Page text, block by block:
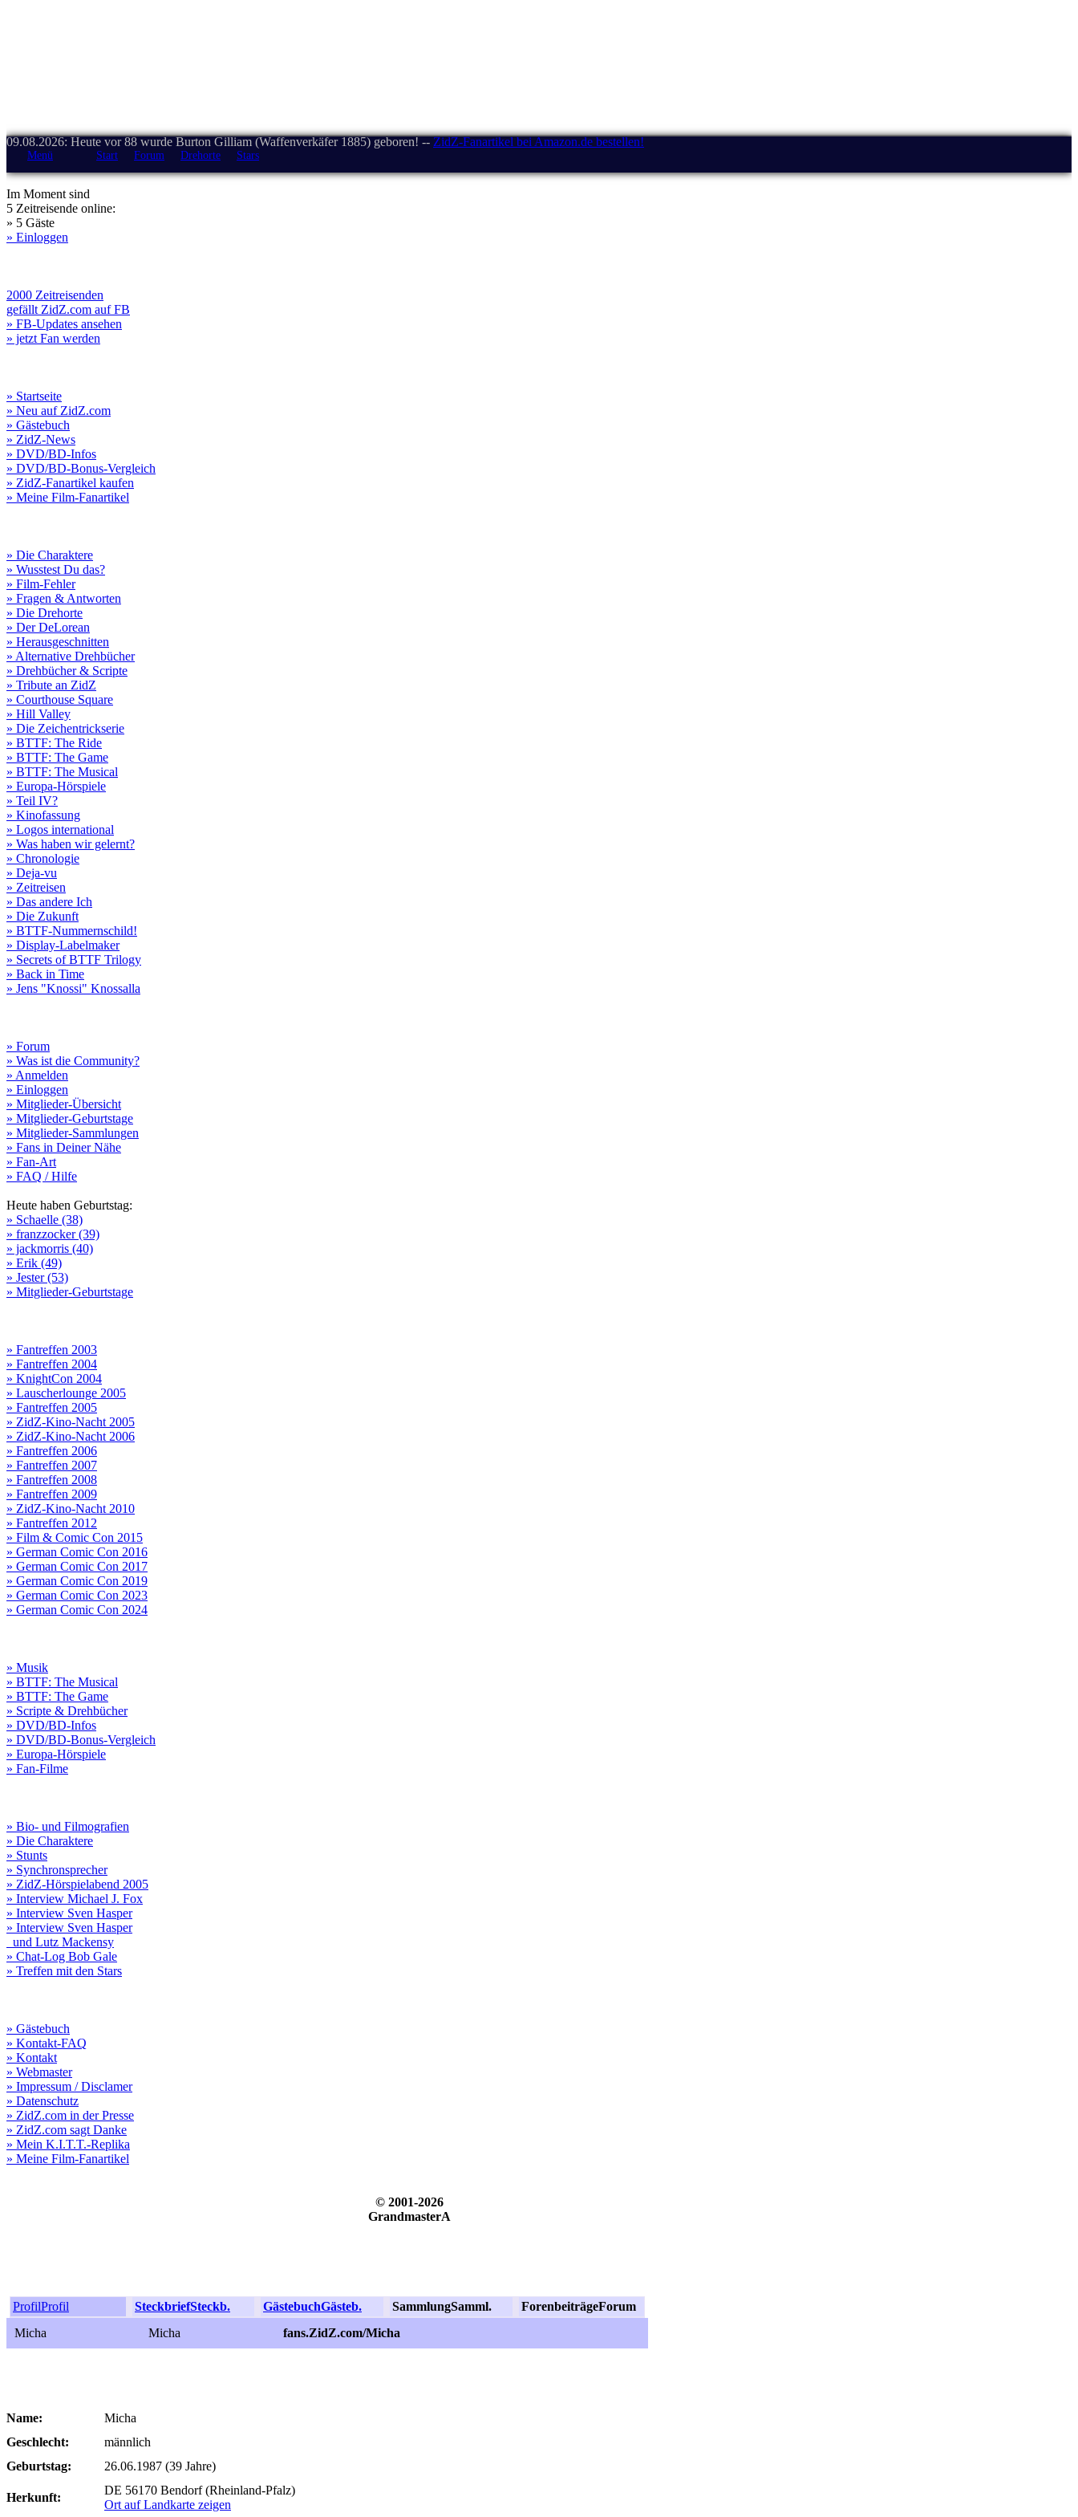
09.08.2026: Heute vor 88 wurde Burton Gilliam (Waffenverkäfer 1885) geboren! -- ZidZ-Fanartikel bei Amazon.de bestellen!
Menü Start Forum Drehorte Stars
Im Moment sind
5 Zeitreisende online:
» 5 Gäste
» Einloggen
2000 Zeitreisenden
gefällt ZidZ.com auf FB
» FB-Updates ansehen
» jetzt Fan werden
» Startseite
» Neu auf ZidZ.com
» Gästebuch
» ZidZ-News
» DVD/BD-Infos
» DVD/BD-Bonus-Vergleich
» ZidZ-Fanartikel kaufen
» Meine Film-Fanartikel
» Die Charaktere
» Wusstest Du das?
» Film-Fehler
» Fragen & Antworten
» Die Drehorte
» Der DeLorean
» Herausgeschnitten
» Alternative Drehbücher
» Drehbücher & Scripte
» Tribute an ZidZ
» Courthouse Square
» Hill Valley
» Die Zeichentrickserie
» BTTF: The Ride
» BTTF: The Game
» BTTF: The Musical
» Europa-Hörspiele
» Teil IV?
» Kinofassung
» Logos international
» Was haben wir gelernt?
» Chronologie
» Deja-vu
» Zeitreisen
» Das andere Ich
» Die Zukunft
» BTTF-Nummernschild!
» Display-Labelmaker
» Secrets of BTTF Trilogy
» Back in Time
» Jens "Knossi" Knossalla
» Forum
» Was ist die Community?
» Anmelden
» Einloggen
» Mitglieder-Übersicht
» Mitglieder-Geburtstage
» Mitglieder-Sammlungen
» Fans in Deiner Nähe
» Fan-Art
» FAQ / Hilfe
Heute haben Geburtstag:
» Schaelle (38)
» franzzocker (39)
» jackmorris (40)
» Erik (49)
» Jester (53)
» Mitglieder-Geburtstage
» Fantreffen 2003
» Fantreffen 2004
» KnightCon 2004
» Lauscherlounge 2005
» Fantreffen 2005
» ZidZ-Kino-Nacht 2005
» ZidZ-Kino-Nacht 2006
» Fantreffen 2006
» Fantreffen 2007
» Fantreffen 2008
» Fantreffen 2009
» ZidZ-Kino-Nacht 2010
» Fantreffen 2012
» Film & Comic Con 2015
» German Comic Con 2016
» German Comic Con 2017
» German Comic Con 2019
» German Comic Con 2023
» German Comic Con 2024
» Musik
» BTTF: The Musical
» BTTF: The Game
» Scripte & Drehbücher
» DVD/BD-Infos
» DVD/BD-Bonus-Vergleich
» Europa-Hörspiele
» Fan-Filme
» Bio- und Filmografien
» Die Charaktere
» Stunts
» Synchronsprecher
» ZidZ-Hörspielabend 2005
» Interview Michael J. Fox
» Interview Sven Hasper
» Interview Sven Hasper
und Lutz Mackensy
» Chat-Log Bob Gale
» Treffen mit den Stars
» Gästebuch
» Kontakt-FAQ
» Kontakt
» Webmaster
» Impressum / Disclamer
» Datenschutz
» ZidZ.com in der Presse
» ZidZ.com sagt Danke
» Mein K.I.T.T.-Replika
» Meine Film-Fanartikel
© 2001-2026
GrandmasterA
ProfilProfil SteckbriefSteckb. GästebuchGästeb. SammlungSamml. ForenbeiträgeForum
Micha
Micha fans.ZidZ.com/Micha
Name:
Micha
Geschlecht:
männlich
Geburtstag:
26.06.1987 (39 Jahre)
Herkunft:
DE 56170 Bendorf (Rheinland-Pfalz)
Ort auf Landkarte zeigen